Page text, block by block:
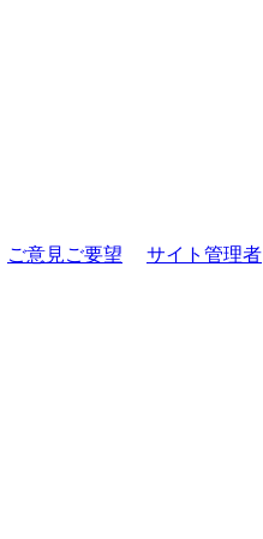
ご意見ご要望 サイト管理者